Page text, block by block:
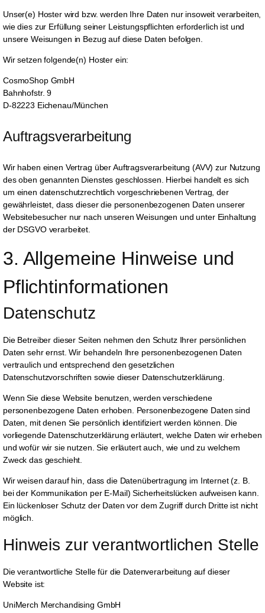
Unser(e) Hoster wird bzw. werden Ihre Daten nur insoweit verarbeiten,
wie dies zur Erfüllung seiner Leistungspflichten erforderlich ist und
unsere Weisungen in Bezug auf diese Daten befolgen.
Wir setzen folgende(n) Hoster ein:
CosmoShop GmbH
Bahnhofstr. 9
D-82223 Eichenau/München
Auftragsverarbeitung
Wir haben einen Vertrag über Auftragsverarbeitung (AVV) zur Nutzung
des oben genannten Dienstes geschlossen. Hierbei handelt es sich
um einen datenschutzrechtlich vorgeschriebenen Vertrag, der
gewährleistet, dass dieser die personenbezogenen Daten unserer
Websitebesucher nur nach unseren Weisungen und unter Einhaltung
der DSGVO verarbeitet.
3. Allgemeine Hinweise und
Pflicht­informationen
Datenschutz
Die Betreiber dieser Seiten nehmen den Schutz Ihrer persönlichen
Daten sehr ernst. Wir behandeln Ihre personenbezogenen Daten
vertraulich und entsprechend den gesetzlichen
Datenschutzvorschriften sowie dieser Datenschutzerklärung.
Wenn Sie diese Website benutzen, werden verschiedene
personenbezogene Daten erhoben. Personenbezogene Daten sind
Daten, mit denen Sie persönlich identifiziert werden können. Die
vorliegende Datenschutzerklärung erläutert, welche Daten wir erheben
und wofür wir sie nutzen. Sie erläutert auch, wie und zu welchem
Zweck das geschieht.
Wir weisen darauf hin, dass die Datenübertragung im Internet (z. B.
bei der Kommunikation per E-Mail) Sicherheitslücken aufweisen kann.
Ein lückenloser Schutz der Daten vor dem Zugriff durch Dritte ist nicht
möglich.
Hinweis zur verantwortlichen Stelle
Die verantwortliche Stelle für die Datenverarbeitung auf dieser
Website ist:
UniMerch Merchandising GmbH